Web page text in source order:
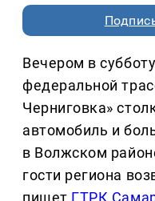
Вечером в
федеральной
Черниговка»
автомобиль и
в Волжском
гости региона
пишет ГТРК